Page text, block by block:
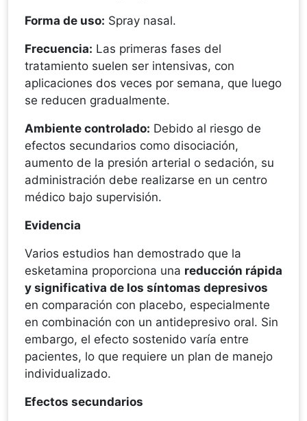
Forma de uso: Spray nasal.
Frecuencia: Las primeras fases del
tratamiento suelen ser intensivas, con
aplicaciones dos veces por semana, que luego
se reducen gradualmente.
Ambiente controlado: Debido al riesgo de
efectos secundarios como disociación,
aumento de la presión arterial o sedación, su
administración debe realizarse en un centro
médico bajo supervisión.
Evidencia
Varios estudios han demostrado que la
esketamina proporciona una reducción rápida
y significativa de los síntomas depresivos
en comparación con placebo, especialmente
en combinación con un antidepresivo oral. Sin
embargo, el efecto sostenido varía entre
pacientes, lo que requiere un plan de manejo
individualizado.
Efectos secundarios